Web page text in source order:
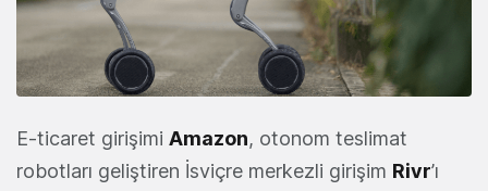
E-ticaret girişimi Amazon, otonom teslimat
robotları geliştiren İsviçre merkezli girişim Rivr’ı